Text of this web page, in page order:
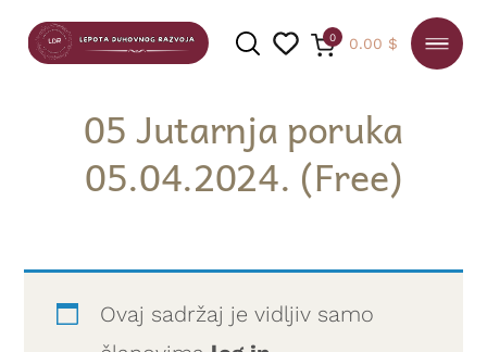
PRETRAGA
0 0.00 $
05 Jutarnja poruka
05.04.2024. (Free)
Ovaj sadržaj je vidljiv samo